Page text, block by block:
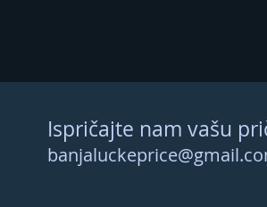
Ispričajte nam vašu